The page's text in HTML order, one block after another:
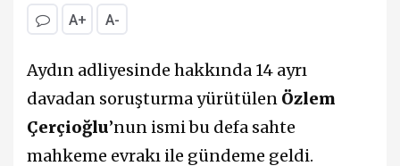
A+ A-
Aydın adliyesinde hakkında 14 ayrı
davadan soruşturma yürütülen Özlem
Çerçioğlu’nun ismi bu defa sahte
mahkeme evrakı ile gündeme geldi.